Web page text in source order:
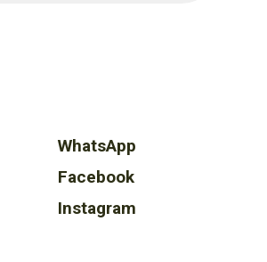
WhatsApp
Facebook
Instagram